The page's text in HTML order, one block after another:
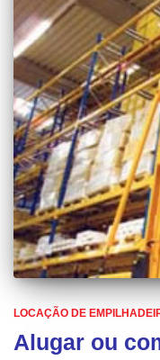
LOCAÇÃO DE
Alugar ou